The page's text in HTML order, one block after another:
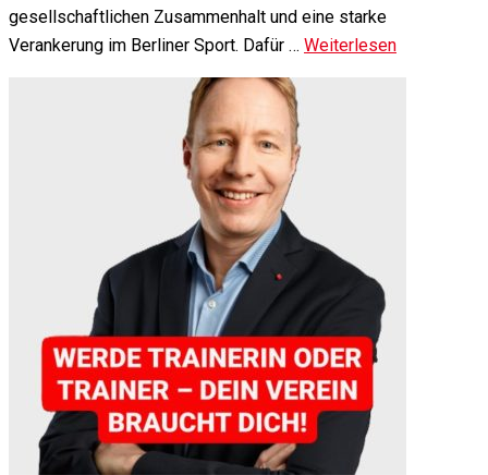
gesellschaftlichen Zusammenhalt und eine starke
Verankerung im Berliner Sport. Dafür … Weiterlesen